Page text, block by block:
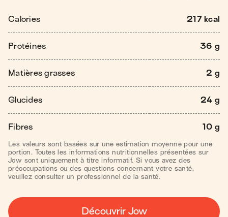
Calories 217 kcal
Protéines 36 g
Matières grasses 2 g
Glucides 24 g
Fibres 10 g
Les valeurs sont basées sur une estimation moyenne pour une
portion. Toutes les informations nutritionnelles présentées sur
Jow sont uniquement à titre informatif. Si vous avez des
préoccupations ou des questions concernant votre santé,
veuillez consulter un professionnel de la santé.
Découvrir Jow